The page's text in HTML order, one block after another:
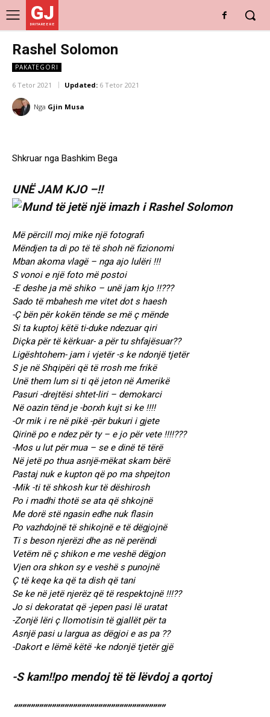
GJ
DRITARE E RE
Rashel Solomon
PAKATEGORI
6 Tetor 2021 Updated: 6 Tetor 2021
Nga Gjin Musa
Shkruar nga Bashkim Bega
UNË JAM KJO –!!
Më përcill moj mike një fotografi
Mëndjen ta di po të të shoh në fizionomi
Mban akoma vlagë – nga ajo lulëri !!!
S vonoi e një foto më postoi
-E deshe ja më shiko – unë jam kjo !!???
Sado të mbahesh me vitet dot s haesh
-Ç bën për kokën tënde se më ç mënde
Si ta kuptoj këtë ti-duke ndezuar qiri
Diçka për të kërkuar- a për tu shfajësuar??
Ligështohem- jam i vjetër -s ke ndonjë tjetër
S je në Shqipëri që të rrosh me frikë
Unë them lum si ti që jeton në Amerikë
Pasuri -drejtësi shtet-liri – demokarci
Në oazin tënd je -borxh kujt si ke !!!!
-Or mik i re në pikë -për bukuri i gjete
Qirinë po e ndez për ty – e jo për vete !!!!???
-Mos u lut për mua – se e dinë të tërë
Në jetë po thua asnjë-mëkat skam bërë
Pastaj nuk e kupton që po ma shpejton
-Mik -ti të shkosh kur të dëshirosh
Po i madhi thotë se ata që shkojnë
Me dorë stë ngasin edhe nuk flasin
Po vazhdojnë të shikojnë e të dëgjojnë
Ti s beson njerëzi dhe as në perëndi
Vetëm në ç shikon e me veshë dëgjon
Vjen ora shkon sy e veshë s punojnë
Ç të keqe ka që ta dish që tani
Se ke në jetë njerëz që të respektojnë !!!??
Jo si dekoratat që -jepen pasi lë uratat
-Zonjë lëri ç llomotisin të gjallët për ta
Asnjë pasi u largua as dëgjoi e as pa ??
-Dakort e lëmë këtë -ke ndonjë tjetër gjë
-S kam!!po mendoj të të lëvdoj a qortoj
“”””””””””””””””””””””””””””””””””””